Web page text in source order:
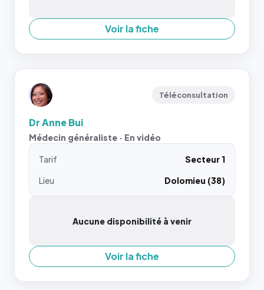
Voir la fiche
Téléconsultation
Dr Anne Bui
Médecin généraliste · En vidéo
Tarif
Secteur 1
Lieu
Dolomieu (38)
Aucune disponibilité à venir
Voir la fiche